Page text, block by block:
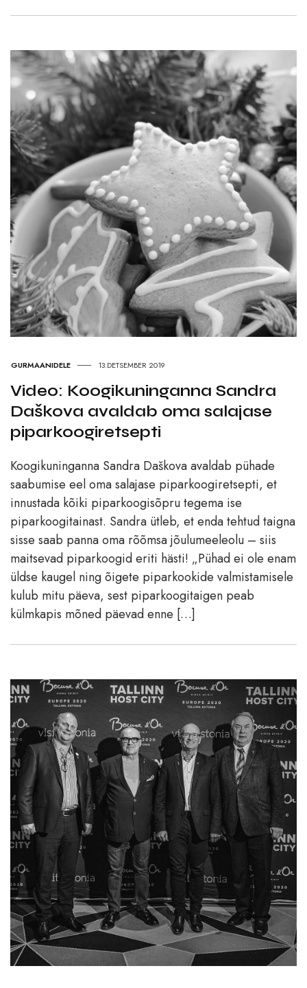
GURMAANIDELE 13.DETSEMBER 2019
Video: Koogikuninganna Sandra
Daškova avaldab oma salajase
piparkoogiretsepti
Koogikuninganna Sandra Daškova avaldab pühade
saabumise eel oma salajase piparkoogiretsepti, et
innustada kõiki piparkoogisõpru tegema ise
piparkoogitainast. Sandra ütleb, et enda tehtud taigna
sisse saab panna oma rõõmsa jõulumeeleolu – siis
maitsevad piparkoogid eriti hästi! „Pühad ei ole enam
üldse kaugel ning õigete piparkookide valmistamisele
kulub mitu päeva, sest piparkoogitaigen peab
külmkapis mõned päevad enne […]